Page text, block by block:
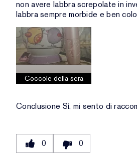
non avere labbra screpolate in
labbra sempre morbide e ben
Coccole della sera
Conclusione Sì, mi sento di
0 0